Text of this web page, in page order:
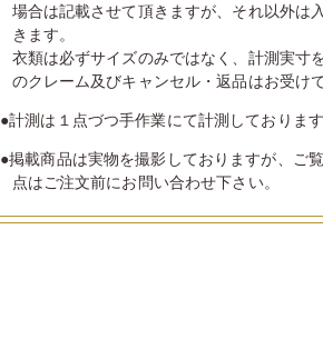
場合は記載させて頂きますが、それ以外は
きます。
衣類は必ずサイズのみではなく、計測実寸
のクレーム及びキャンセル・返品はお受け
●計測は１点づつ手作業にて計測しておりま
●掲載商品は実物を撮影しておりますが、ご
点はご注文前にお問い合わせ下さい。